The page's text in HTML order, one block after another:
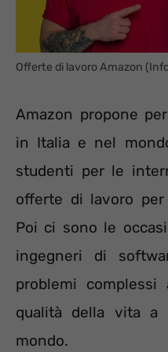
Offerte di lavoro Amazon
Amazon propone
in Italia e nel
studenti per le
offerte di lavoro
Poi ci sono le
ingegneri di
problemi
qualità della vita a
mondo.